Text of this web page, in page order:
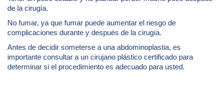
de la cirugía.
No fumar, ya que fumar puede aumentar el riesgo de
complicaciones durante y después de la cirugía.
Antes de decidir someterse a una abdominoplastia, es
importante consultar a un cirujano plástico certificado para
determinar si el procedimiento es adecuado para usted.